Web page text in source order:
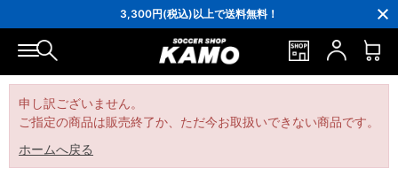
3,300円(税込)以上で送料無料！
ポイント還元率5％！プレミア会員は7％
会員の方にはお誕生月に「10％OFFクーポン」プレゼント！
16,000円(税込)以上でシューズケースプレゼント！
3,300円(税込)以上で送料無料！
申し訳ございません。
ご指定の商品は販売終了か、ただ今お取扱いできない商品です。
ホームへ戻る